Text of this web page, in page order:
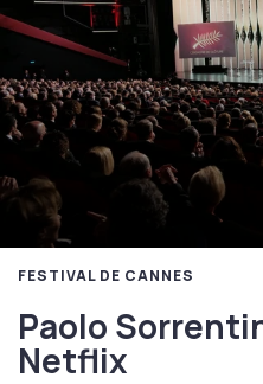
FESTIVAL DE CANNES
Paolo
Netflix